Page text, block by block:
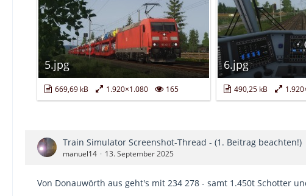
5.jpg
669,69 kB 1.920×1.080 165
6.jpg
490,25 kB
Train Simulator Screenshot-Thread - (1. Beitrag beachten!)
manuel14 13. September 2025
Von Donauwörth aus geht's mit 234 278 - samt 1.450t Schotter